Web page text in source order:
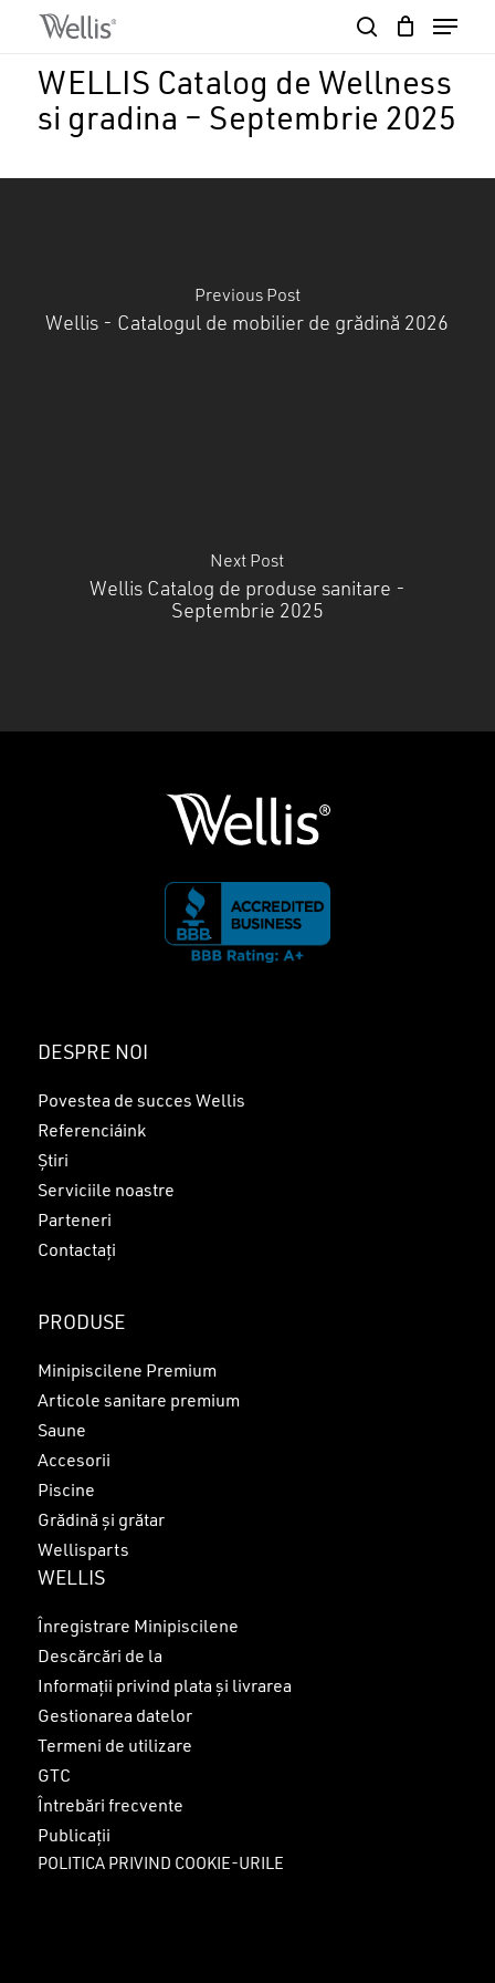
content
Menu
WELLIS Catalog de Wellness
si gradina – Septembrie 2025
Previous Post
Wellis - Catalogul de mobilier de grădină 2026
Next Post
Wellis Catalog de produse sanitare -
Septembrie 2025
DESPRE NOI
Povestea de succes Wellis
Referenciáink
Știri
Serviciile noastre
Parteneri
Contactați
PRODUSE
Minipiscilene Premium
Articole sanitare premium
Saune
Accesorii
Piscine
Grădină și grătar
Wellisparts
WELLIS
Înregistrare Minipiscilene
Descărcări de la
Informații privind plata și livrarea
Gestionarea datelor
Termeni de utilizare
GTC
Întrebări frecvente
Publicații
POLITICA PRIVIND COOKIE-URILE
Menu